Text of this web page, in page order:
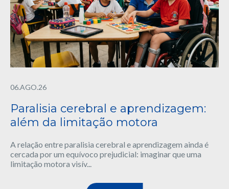
06.AGO.26
Paralisia cerebral e aprendizagem:
além da limitação motora
A relação entre paralisia cerebral e aprendizagem ainda é
cercada por um equívoco prejudicial: imaginar que uma
limitação motora visív...